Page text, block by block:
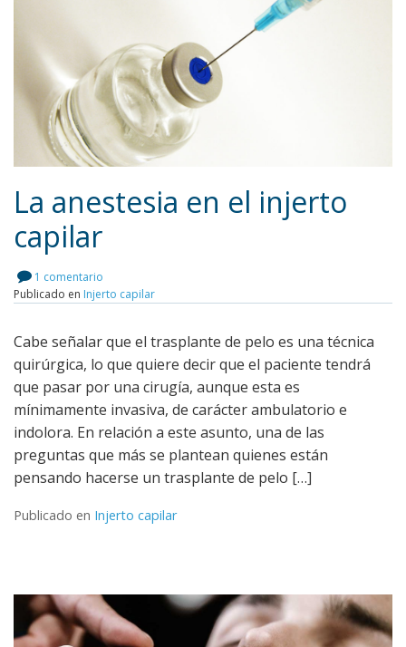
La anestesia en el injerto
capilar
1 comentario
Publicado en Injerto capilar
Cabe señalar que el trasplante de pelo es una técnica
quirúrgica, lo que quiere decir que el paciente tendrá
que pasar por una cirugía, aunque esta es
mínimamente invasiva, de carácter ambulatorio e
indolora. En relación a este asunto, una de las
preguntas que más se plantean quienes están
pensando hacerse un trasplante de pelo […]
Publicado en Injerto capilar